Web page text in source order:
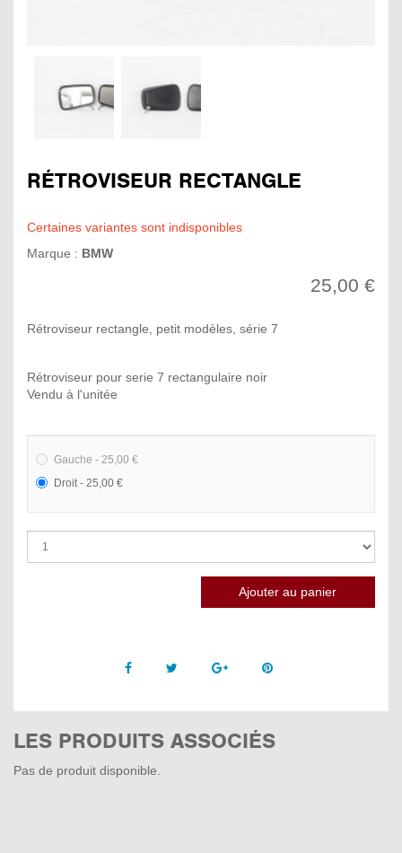
RÉTROVISEUR RECTANGLE
Certaines variantes sont indisponibles
Marque : BMW
25,00 €
Rétroviseur rectangle, petit modèles, série 7
Rétroviseur pour serie 7 rectangulaire noir
Vendu à l'unitée
Gauche - 25,00 €
Droit - 25,00 €
Facebook Twitter Google +Pinterest
LES PRODUITS ASSOCIÉS
Pas de produit disponible.